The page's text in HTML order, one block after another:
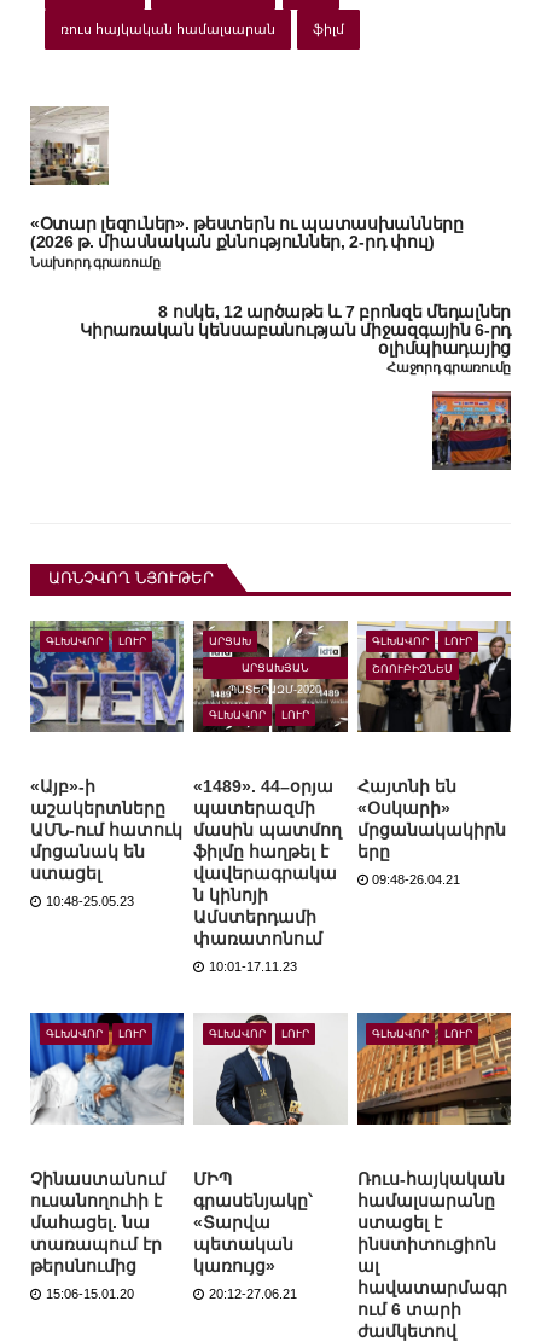
ռուս հայկական համալսարան ֆիլմ
«Օտար լեզուներ». թեստերն ու պատասխանները
(2026 թ. միասնական քննություններ, 2-րդ փուլ)
Նախորդ գրառումը
8 ոսկե, 12 արծաթե և 7 բրոնզե մեդալներ
Կիրառական կենսաբանության միջազգային 6-րդ
օլիմպիադայից
Հաջորդ գրառումը
ԱՌՆՉՎՈՂ ՆՅՈՒԹԵՐ
ԳԼԽԱՎՈՐ ԼՈՒՐ
«Այբ»-ի
աշակերտները
ԱՄՆ-ում հատուկ
մրցանակ են
ստացել
10:48-25.05.23
ԱՐՑԱԽ
ԱՐՑԱԽՅԱՆ
ՊԱՏԵՐԱԶՄ-2020
ԳԼԽԱՎՈՐ ԼՈՒՐ
«1489». 44–օրյա
պատերազմի
մասին պատմող
ֆիլմը հաղթել է
վավերագրակա
ն կինոյի
Ամստերդամի
փառատոնում
10:01-17.11.23
ԳԼԽԱՎՈՐ ԼՈՒՐ
ՇՈՈՒԲԻԶՆԵՍ
Հայտնի են
«Օսկարի»
մրցանակակիրն
երը
09:48-26.04.21
ԳԼԽԱՎՈՐ ԼՈՒՐ
Չինաստանում
ուսանողուհի է
մահացել. նա
տառապում էր
թերսնումից
15:06-15.01.20
ԳԼԽԱՎՈՐ ԼՈՒՐ
ՄԻՊ
գրասենյակը՝
«Տարվա
պետական
կառույց»
20:12-27.06.21
ԳԼԽԱՎՈՐ ԼՈՒՐ
Ռուս-հայկական
համալսարանը
ստացել է
ինստիտուցիոն
ալ
հավատարմագր
ում 6 տարի
ժամկետով